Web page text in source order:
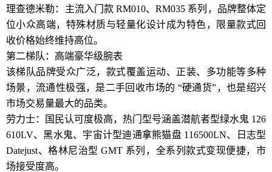
理查德米勒：主流入门款 RM010、RM035 系列，品牌整体定
位小众高端，特殊材质与轻量化设计成为特色，限量款式回
收价格始终维持高位。
第二梯队：高端豪华级腕表
该梯队品牌受众广泛，款式覆盖运动、正装、多功能等多种
场景，流通性极强，是二手回收市场的 “硬通货”，也是绍兴
市场交易量最大的品类。
劳力士：国民认可度极高，热门型号涵盖潜航者型绿水鬼 126
610LV、黑水鬼、宇宙计型迪通拿熊猫盘 116500LN、日志型
Datejust、格林尼治型 GMT 系列，全系列款式变现便捷，市
场接受度高。